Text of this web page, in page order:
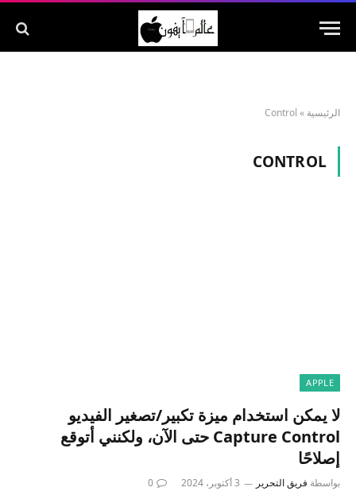
الرئيسية »
Control
CONTROL
APPLE
لا يمكن استخدام ميزة تكبير/تصغير الفيديو
Capture Control حتى الآن، ولكنني أتوقع
إصلاحًا
بواسطة فريق التحرير 3 أكتوبر، 2024 0